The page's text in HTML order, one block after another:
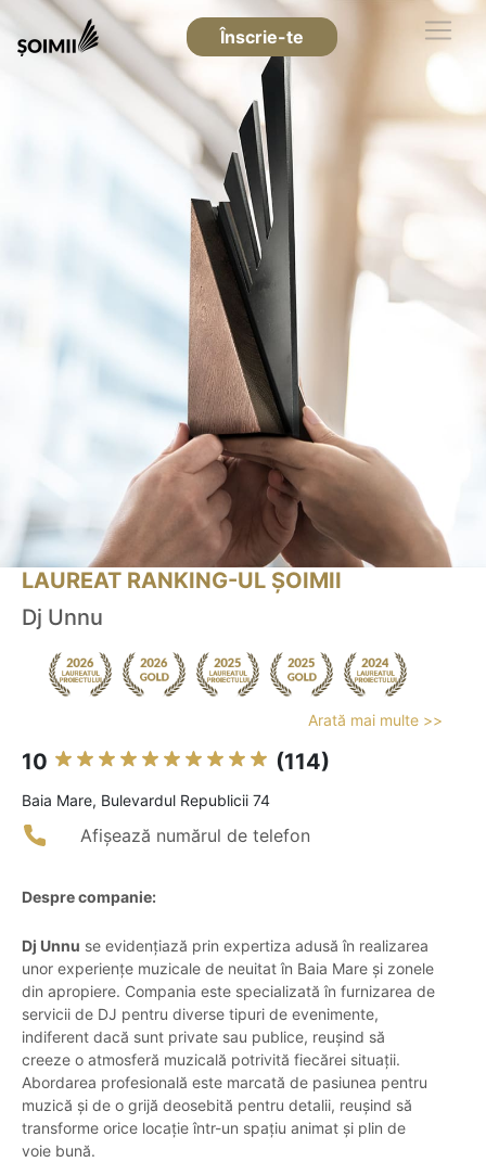
Înscrie-te
LAUREAT RANKING-UL ȘOIMII
Dj Unnu
Arată mai multe >>
10 (114)
Baia Mare, Bulevardul Republicii 74
Afișează numărul de telefon
Despre companie:
Dj Unnu se evidențiază prin expertiza adusă în realizarea
unor experiențe muzicale de neuitat în Baia Mare și zonele
din apropiere. Compania este specializată în furnizarea de
servicii de DJ pentru diverse tipuri de evenimente,
indiferent dacă sunt private sau publice, reușind să
creeze o atmosferă muzicală potrivită fiecărei situații.
Abordarea profesională este marcată de pasiunea pentru
muzică și de o grijă deosebită pentru detalii, reușind să
transforme orice locație într-un spațiu animat și plin de
voie bună.